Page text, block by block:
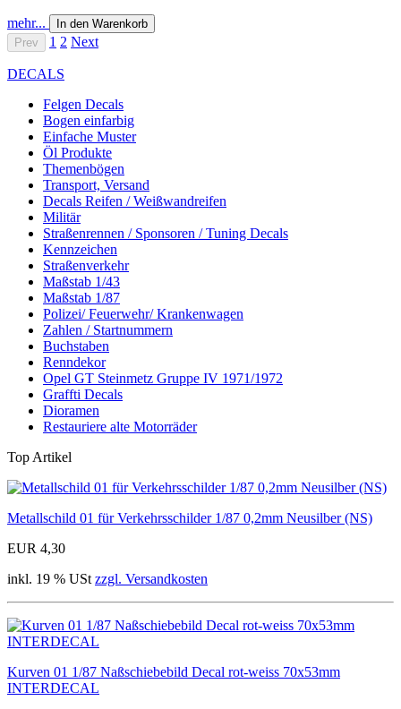
mehr...
In den Warenkorb
Prev
1 2 Next
DECALS
Felgen Decals
Bogen einfarbig
Einfache Muster
Öl Produkte
Themenbögen
Transport, Versand
Decals Reifen / Weißwandreifen
Militär
Straßenrennen / Sponsoren / Tuning Decals
Kennzeichen
Straßenverkehr
Maßstab 1/43
Maßstab 1/87
Polizei/ Feuerwehr/ Krankenwagen
Zahlen / Startnummern
Buchstaben
Renndekor
Opel GT Steinmetz Gruppe IV 1971/1972
Graffti Decals
Dioramen
Restauriere alte Motorräder
Top Artikel
Metallschild 01 für Verkehrsschilder 1/87 0,2mm Neusilber (NS)
EUR 4,30
inkl. 19 % USt zzgl. Versandkosten
Kurven 01 1/87 Naßschiebebild Decal rot-weiss 70x53mm
INTERDECAL